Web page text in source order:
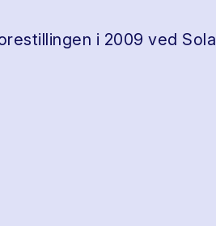
i 2009 ved Sola